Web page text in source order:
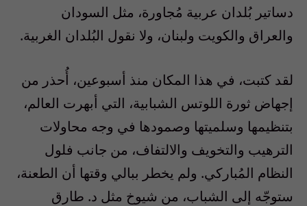
دساتير بُلدان عربية مُجاورة، مثل السودان
والعراق والكويت ولبنان، ولا نقول البُلدان الغربية.
لقد كتبت، في هذا المكان منذ أسبوعين، أُحذر من
إجهاض ثورة اللوتس الشبابية، التي أبهرت العالم،
بتنظيمها وسلميتها وصمودها في وجه محاولات
الترهيب والتخويف والالتفاف، من جانب فلول
النظام المُباركي. ولم يخطر ببالي وقتها أن الطعنة،
ستوجّه إلى الشباب، من شيوخ مثل د. طارق